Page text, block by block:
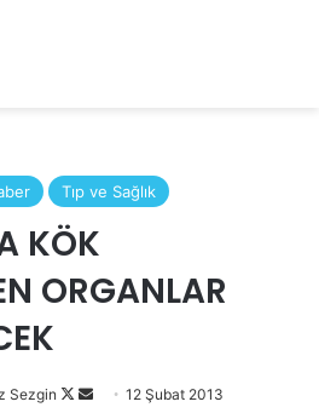
Tıp ve Sağlık
KÖK
ORGANLAR
Sezgin
Follow 12 Şubat 2013